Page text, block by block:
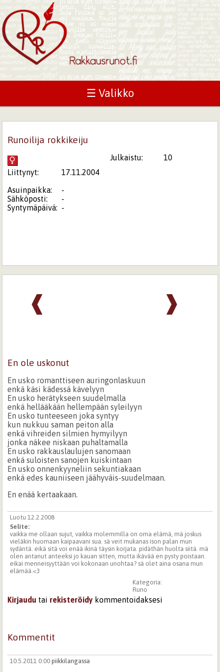
☰ Valikko
Runoilija rokkikeiju
Julkaistu:
10
Liittynyt:
17.11.2004
Asuinpaikka:
-
Sähköposti:
-
Syntymäpäivä: -
❱
❰
En ole uskonut
En usko romanttiseen auringonlaskuun
enkä käsi kädessä kävelyyn
En usko herätykseen suudelmalla
enkä hellääkään hellempään syleilyyn
En usko tunteeseen joka syntyy
kun nukkuu saman peiton alla
enkä vihreiden silmien hymyilyyn
jonka näkee niskaan puhaltamalla
En usko rakkauslaulujen sanomaan
enkä suloisten sanojen kuiskintaan
En usko onnenkyyneliin sekuntiakaan
enkä edes kauniiseen jäähyväis-suudelmaan.
En enää kertaakaan.
Luotu 12.2.2008
Selite:
vaikka me ollaan sujut, vaikka molemmilla on oma elämä, mä joskus
vieläkin huomaan kaipaavani sua. sä veit mukanas ison palan mun
sydäntä. eikä sitä voi enää ikinä täysin korjata. pidäthän huolta siitä. mä
olen antanut anteeksi jo kauan sitten, mutta ikävää en pysty poistaan.
eikai menneisyyttään voi kokonaan unohtaa? sä olet aina osana mun
elämää.<3
Kategoria:
Runo
Kirjaudu tai rekisteröidy kommentoidaksesi
Kommentit
10.5.2011 0:00 piikkilangassa